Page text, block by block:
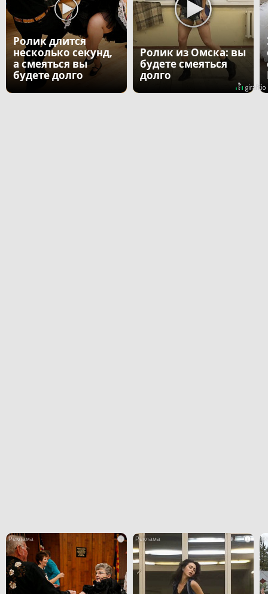
Ролик длится
несколько секунд,
а смеяться вы
будете долго
Ролик из Омска: вы
будете смеяться
долго
i i